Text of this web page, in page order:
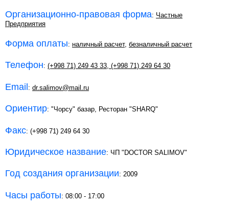
Организационно-правовая форма: Частные
Предприятия
Форма оплаты: наличный расчет, безналичный расчет
Телефон: (+998 71) 249 43 33, (+998 71) 249 64 30
Email: dr.salimov@mail.ru
Ориентир: "Чорсу" базар, Ресторан "SHARQ"
Факс: (+998 71) 249 64 30
Юридическое название: ЧП "DOCTOR SALIMOV"
Год создания организации: 2009
Часы работы: 08:00 - 17:00